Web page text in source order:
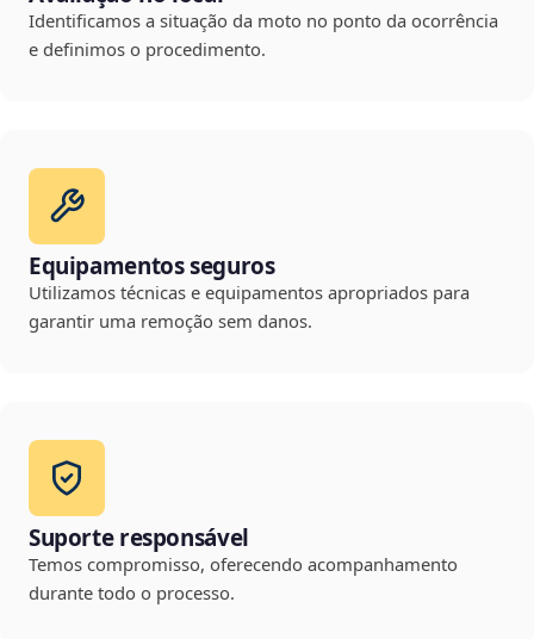
Identificamos a situação da moto no ponto da ocorrência
e definimos o procedimento.
Equipamentos seguros
Utilizamos técnicas e equipamentos apropriados para
garantir uma remoção sem danos.
Suporte responsável
Temos compromisso, oferecendo acompanhamento
durante todo o processo.